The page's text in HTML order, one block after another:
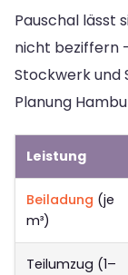
Pauschal lässt
nicht beziffern
Stockwerk und
Planung
Leistung
Beiladung (je
m³)
Teilumzug (1–